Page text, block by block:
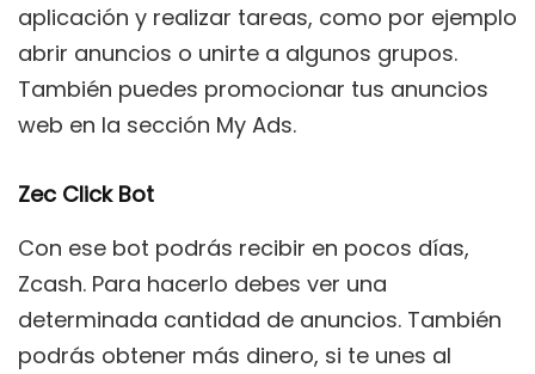
aplicación y realizar tareas, como por ejemplo
abrir anuncios o unirte a algunos grupos.
También puedes promocionar tus anuncios
web en la sección My Ads.
Zec Click Bot
Con ese bot podrás recibir en pocos días,
Zcash. Para hacerlo debes ver una
determinada cantidad de anuncios. También
podrás obtener más dinero, si te unes al